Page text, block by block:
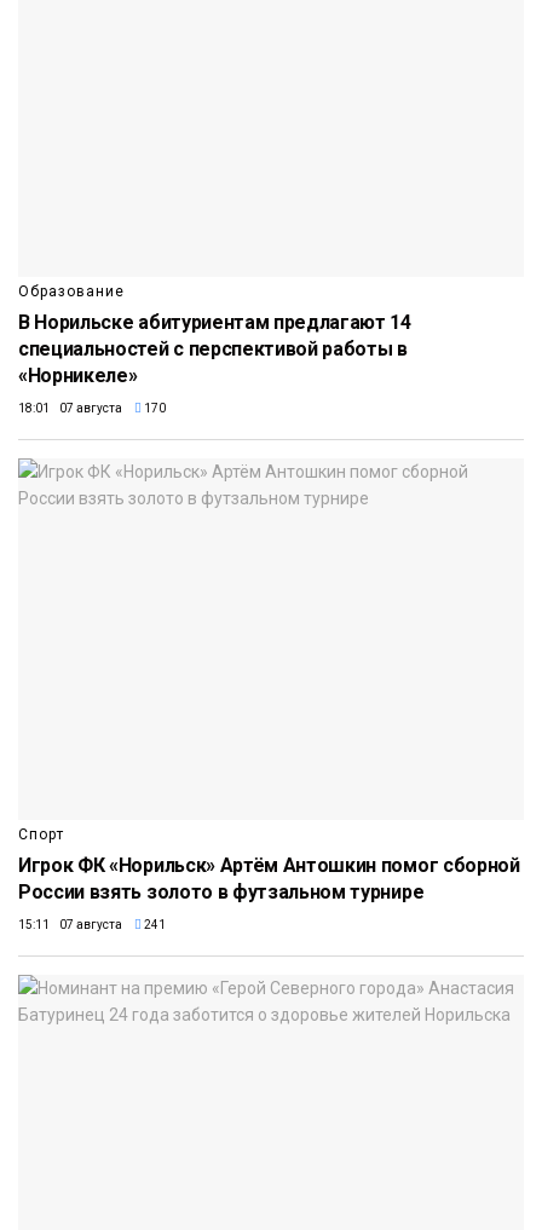
Образование
В Норильске абитуриентам предлагают 14
специальностей с перспективой работы в
«Норникеле»
18:01 07 августа 170
Спорт
Игрок ФК «Норильск» Артём Антошкин помог сборной
России взять золото в футзальном турнире
15:11 07 августа 241